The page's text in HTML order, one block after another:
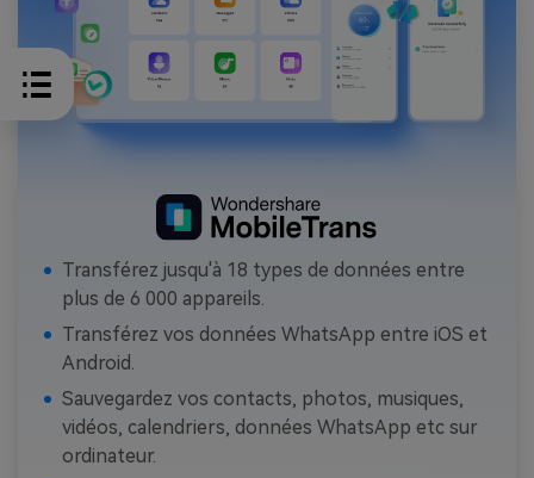
Transférez jusqu'à 18 types de données entre
plus de 6 000 appareils.
Transférez vos données WhatsApp entre iOS et
Android.
Sauvegardez vos contacts, photos, musiques,
vidéos, calendriers, données WhatsApp etc sur
ordinateur.